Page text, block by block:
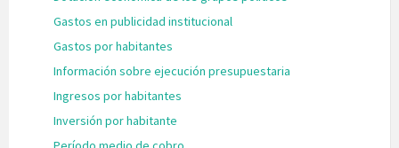
Gastos en publicidad institucional
Gastos por habitantes
Información sobre ejecución presupuestaria
Ingresos por habitantes
Inversión por habitante